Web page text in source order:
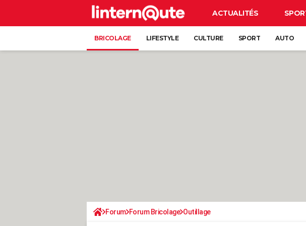
ACTUALITÉS
BRICOLAGE LIFESTYLE CULTURE SPORT AUTO
Forum Forum Bricolage Outillage